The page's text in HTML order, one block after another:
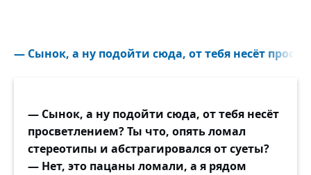
Где была и как дела.
Да и муж в молчанье странном
Так загадочно глядит.
Почесав свою макушку,
— Сынок, а ну подойти сюда, от тебя несёт
— Сынок, а ну подойти сюда, от тебя несёт
просветлением? Ты что, опять ломал
стереотипы и абстрагировался от суеты?
— Нет, это пацаны ломали, а я рядом